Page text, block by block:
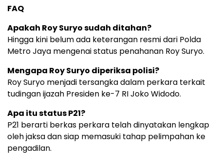
FAQ
Apakah Roy Suryo sudah ditahan?
Hingga kini belum ada keterangan resmi dari Polda
Metro Jaya mengenai status penahanan Roy Suryo.
Mengapa Roy Suryo diperiksa polisi?
Roy Suryo menjadi tersangka dalam perkara terkait
tudingan ijazah Presiden ke-7 RI Joko Widodo.
Apa itu status P21?
P21 berarti berkas perkara telah dinyatakan lengkap
oleh jaksa dan siap memasuki tahap pelimpahan ke
pengadilan.